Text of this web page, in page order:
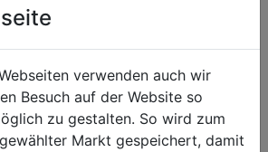
AUS DIESER
verwenden auch wir
Besuch auf der Website so
zu gestalten. So wird zum
Markt gespeichert, damit